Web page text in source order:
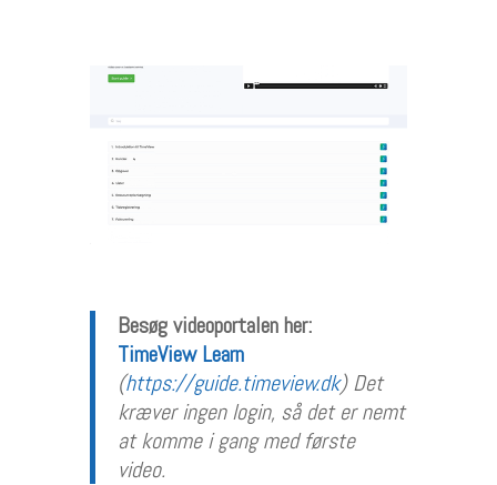
Besøg videoportalen her:
TimeView Learn
(https://guide.timeview.dk) Det
kræver ingen login, så det er nemt
at komme i gang med første
video.